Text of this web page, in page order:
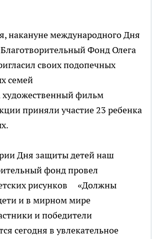
накануне международного Дня
Фонд Олега
своих подопечных
семей
художественный фильм
приняли участие 23 ребенка
Дня защиты детей наш
фонд провел
рисунков «Должны
и в мирном мире
и победители
сегодня в увлекательное